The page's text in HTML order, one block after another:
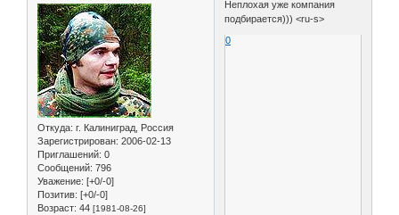
Откуда: г. Калиниград, Россия
Зарегистрирован: 2006-02-13
Приглашений: 0
Сообщений: 796
Уважение: [+0/-0]
Позитив: [+0/-0]
Возраст: 44 [1981-08-26]
Неплохая уже компания
подбирается))) <ru-s>
0